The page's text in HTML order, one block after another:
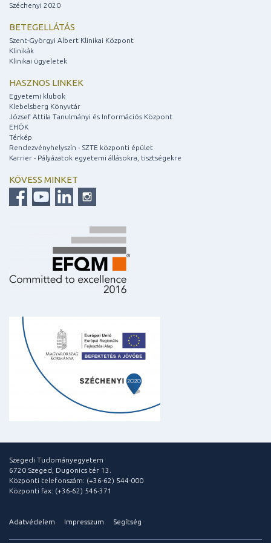
Széchenyi 2020
BETEGELLÁTÁS
Szent-Györgyi Albert Klinikai Központ
Klinikák
Klinikai ügyeletek
HASZNOS LINKEK
Egyetemi klubok
Klebelsberg Könyvtár
József Attila Tanulmányi és Információs Központ
EHÖK
Térkép
Rendezvényhelyszín - SZTE központi épület
Karrier - Pályázatok egyetemi állásokra, tisztségekre
KÖVESS MINKET
Szegedi Tudományegyetem
6720 Szeged, Dugonics tér 13.
Központi telefonszám: (+36-62) 544-000
Központi fax: (+36-62) 546-371
Adatvédelem Impresszum Segítség